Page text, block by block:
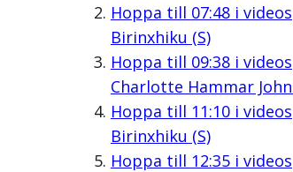
Hoppa till 07:48i
Birinxhiku (S)
Hoppa till 09:38i
Charlotte Hammar
Hoppa till 11:10i
Birinxhiku (S)
Hoppa till 12:35i